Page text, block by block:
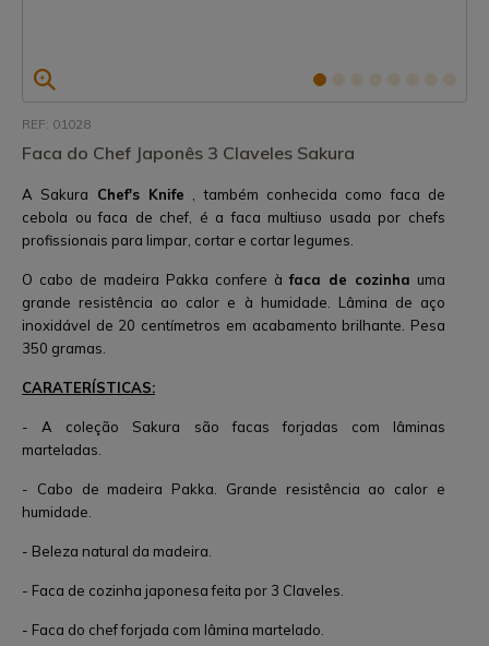
REF: 01028
Faca do Chef Japonês 3 Claveles Sakura
A Sakura Chef's Knife , também conhecida como faca de
cebola ou faca de chef, é a faca multiuso usada por chefs
profissionais para limpar, cortar e cortar legumes.
O cabo de madeira Pakka confere àfaca de cozinha uma
grande resistência ao calor e à humidade. Lâmina de aço
inoxidável de 20 centímetros em acabamento brilhante. Pesa
350 gramas.
CARATERÍSTICAS:
- A coleção Sakura são facas forjadas com lâminas
marteladas.
- Cabo de madeira Pakka. Grande resistência ao calor e
humidade.
- Beleza natural da madeira.
- Faca de cozinha japonesa feita por 3 Claveles.
- Faca do chef forjada com lâmina martelado.